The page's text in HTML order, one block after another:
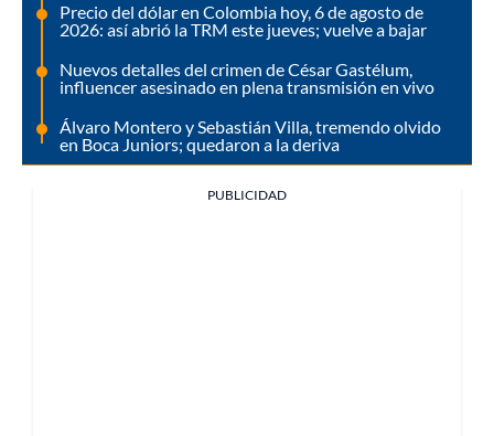
Precio del dólar en Colombia hoy, 6 de agosto de
2026: así abrió la TRM este jueves; vuelve a bajar
Nuevos detalles del crimen de César Gastélum,
influencer asesinado en plena transmisión en vivo
Álvaro Montero y Sebastián Villa, tremendo olvido
en Boca Juniors; quedaron a la deriva
PUBLICIDAD